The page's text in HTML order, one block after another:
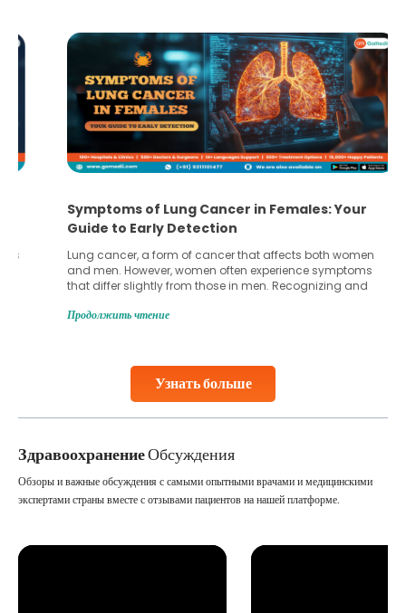
Узнать больше
Symptoms of Lung Cancer in Females: Your
Guide to Early Detection
Lung cancer, a form of cancer that affects both women
and men. However, women often experience symptoms
that differ slightly from those in men. Recognizing and
in detecting the disease early, which significantly
Продолжить чтение
ЗдравоохранениеОбсуждения
Обзоры и важные обсуждения с самыми опытными врачами и медицинскими
экспертами страны вместе с отзывами пациентов на нашей платформе.